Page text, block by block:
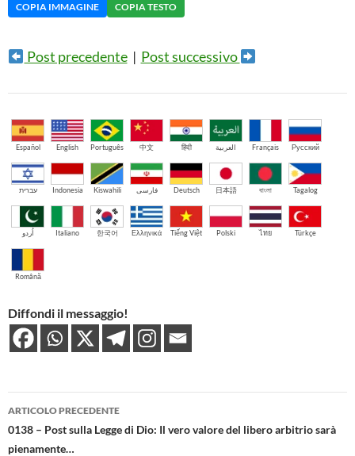
COPIA IMMAGINE COPIA TESTO
Post precedente| Post successivo
Español English Português 中文 हिंदी العربية Français Русский
עברית Indonesia Kiswahili فارسی Deutsch 日本語 বাংলা Tagalog
اُردو Italiano 한국어 Ελληνικά Tiếng Việt Polski ไทย Türkçe
Română
Diffondi il messaggio!
Navigazione
articolo
ARTICOLO PRECEDENTE
0138 – Post sulla Legge di Dio: Il vero valore del libero arbitrio sarà
pienamente…